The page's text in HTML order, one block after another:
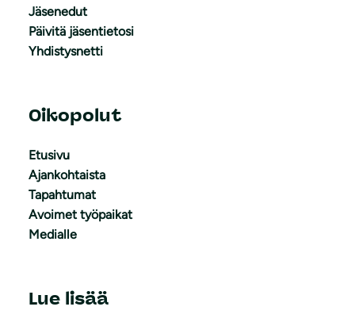
Jäsenedut
Päivitä jäsentietosi
Yhdistysnetti
Oikopolut
Etusivu
Ajankohtaista
Tapahtumat
Avoimet työpaikat
Medialle
Lue lisää